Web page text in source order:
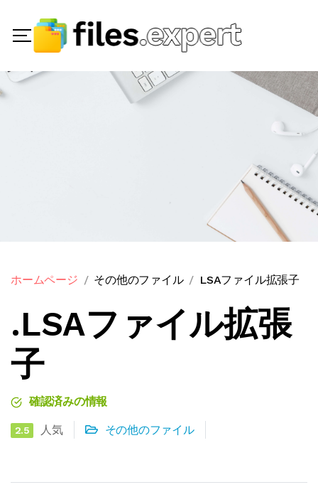
ホームページ その他のファイル LSAファイル拡張子
.LSAファイル拡張
子
確認済みの情報
2.5 人気 その他のファイル